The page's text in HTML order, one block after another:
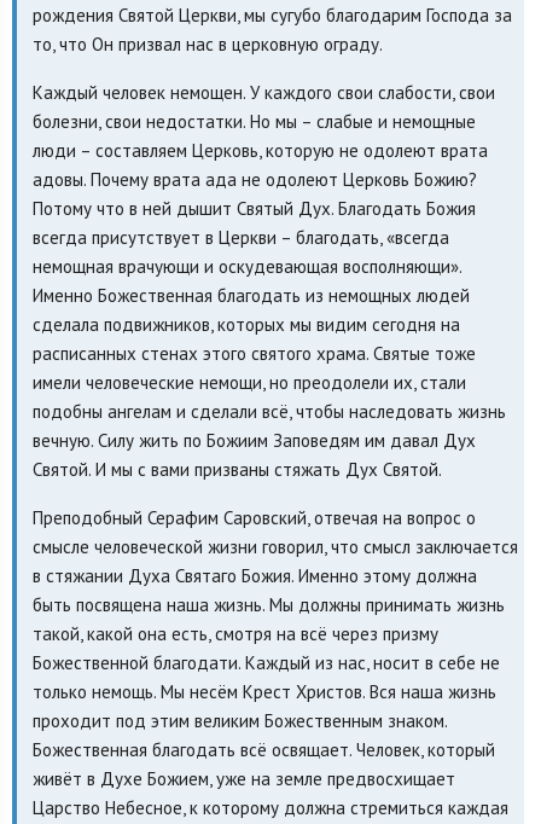
рождения Святой Церкви, мы сугубо благодарим Господа за
то, что Он призвал нас в церковную ограду.
Каждый человек немощен. У каждого свои слабости, свои
болезни, свои недостатки. Но мы – слабые и немощные
люди – составляем Церковь, которую не одолеют врата
адовы. Почему врата ада не одолеют Церковь Божию?
Потому что в ней дышит Святый Дух. Благодать Божия
всегда присутствует в Церкви – благодать, «всегда
немощная врачующи и оскудевающая восполняющи».
Именно Божественная благодать из немощных людей
сделала подвижников, которых мы видим сегодня на
расписанных стенах этого святого храма. Святые тоже
имели человеческие немощи, но преодолели их, стали
подобны ангелам и сделали всё, чтобы наследовать жизнь
вечную. Силу жить по Божиим Заповедям им давал Дух
Святой. И мы с вами призваны стяжать Дух Святой.
Преподобный Серафим Саровский, отвечая на вопрос о
смысле человеческой жизни говорил, что смысл заключается
в стяжании Духа Святаго Божия. Именно этому должна
быть посвящена наша жизнь. Мы должны принимать жизнь
такой, какой она есть, смотря на всё через призму
Божественной благодати. Каждый из нас, носит в себе не
только немощь. Мы несём Крест Христов. Вся наша жизнь
проходит под этим великим Божественным знаком.
Божественная благодать всё освящает. Человек, который
живёт в Духе Божием, уже на земле предвосхищает
Царство Небесное, к которому должна стремиться каждая